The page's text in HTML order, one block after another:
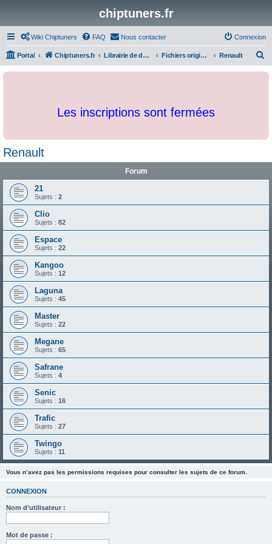
chiptuners.fr
Wiki Chiptuners FAQ Nous contacter Connexion
Portal Chiptuners.fr Librairie de documents et originaux Fichiers originaux Renault
c
Les inscriptions sont fermées
Renault
Forum
21
Sujets : 2
Clio
Sujets : 82
Espace
Sujets : 22
Kangoo
Sujets : 12
Laguna
Sujets : 45
Master
Sujets : 22
Megane
Sujets : 65
Safrane
Sujets : 4
Senic
Sujets : 16
Trafic
Sujets : 27
Twingo
Sujets : 11
Vous n’avez pas les permissions requises pour consulter les sujets de ce forum.
CONNEXION
Nom d’utilisateur :
Mot de passe :